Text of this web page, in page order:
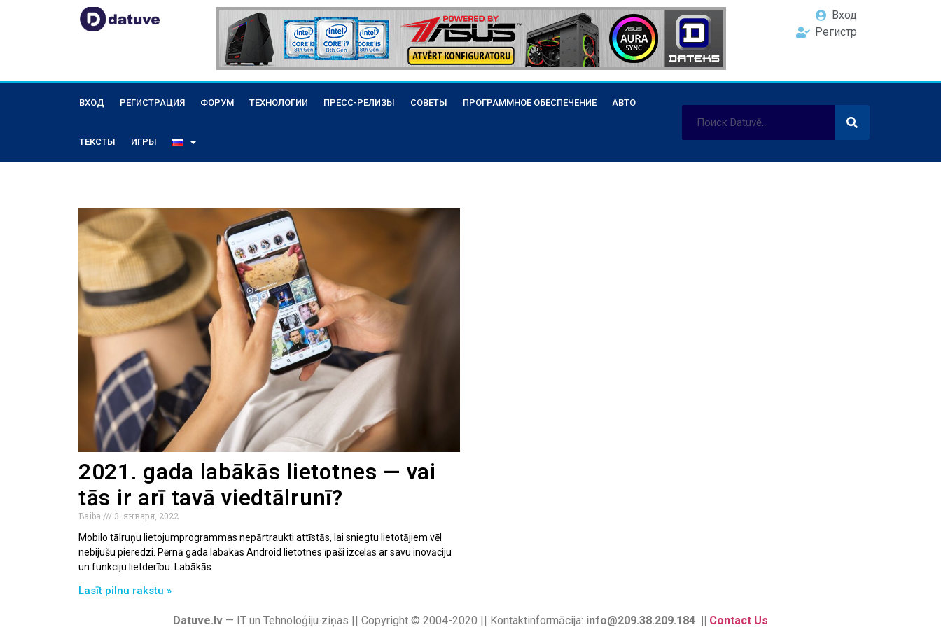
Вход
Регистр
ВХОД РЕГИСТРАЦИЯ ФОРУМ ТЕХНОЛОГИИ ПРЕСС-РЕЛИЗЫ СОВЕТЫ ПРОГРАММНОЕ ОБЕСПЕЧЕНИЕ АВТО
ТЕКСТЫ ИГРЫ
2021. gada labākās lietotnes — vai
tās ir arī tavā viedtālrunī?
Baiba
3. января, 2022
Mobilo tālruņu lietojumprogrammas nepārtraukti attīstās, lai sniegtu lietotājiem vēl
nebijušu pieredzi. Pērnā gada labākās Android lietotnes īpaši izcēlās ar savu inovāciju
un funkciju lietderību. Labākās
Lasīt pilnu rakstu »
Datuve.lv — IT un Tehnoloģiju ziņas || Copyright © 2004-2020 || Kontaktinformācija: info@209.38.209.184 || Contact Us